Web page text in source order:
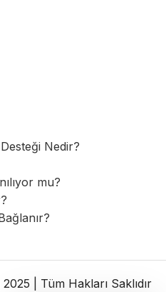
Nedir?
mu?
| Tüm Hakları Saklıdır